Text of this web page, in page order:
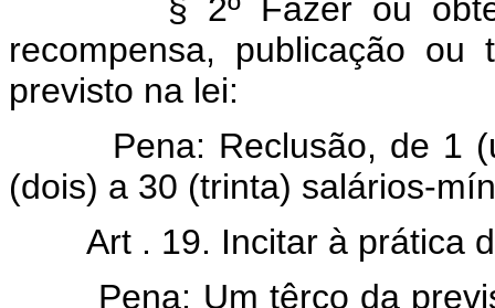
§ 2º Fazer ou obter
recompensa, publicação
previsto na lei:
Pena: Reclusão, de 1
(dois) a 30 (trinta) salários-
Art . 19. Incitar à prática
Pena: Um têrço da